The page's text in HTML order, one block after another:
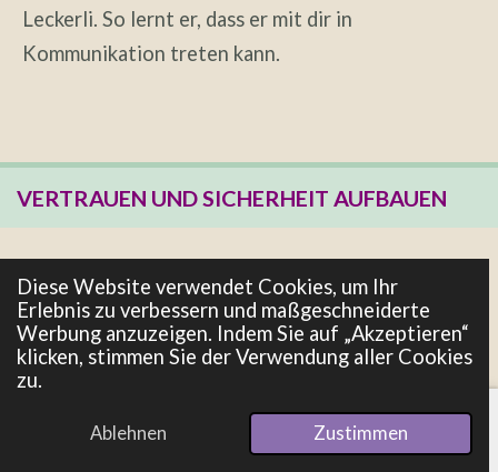
Diese Website verwendet Cookies, um Ihr
Erlebnis zu verbessern und maßgeschneiderte
Werbung anzuzeigen. Indem Sie auf „Akzeptieren“
klicken, stimmen Sie der Verwendung aller Cookies
zu.
Ablehnen Zustimmen
Leckerli. So lernt er, dass er mit dir in
Kommunikation treten kann.
VERTRAUEN UND SICHERHEIT AUFBAUEN
Wenn du ruhig und gelassen auf die Signale deines
Hundes reagierst, stärkst du sein Vertrauen in
dich. Ein Hund, der weiß, dass er sich auf seinen
Menschen verlassen kann, wird sich sicherer
E-Mail Pinterest